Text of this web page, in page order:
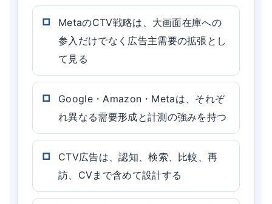
MetaのCTV戦略は、大画面在庫への
参入だけでなく広告主需要の拡張とし
て見る
Google・Amazon・Metaは、それぞ
れ異なる需要形成と計測の強みを持つ
CTV広告は、認知、検索、比較、再
訪、CVまで含めて設計する